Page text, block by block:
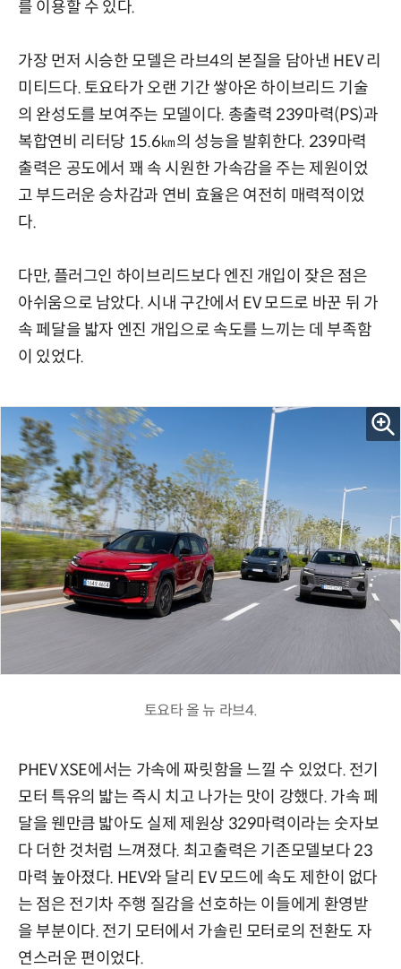
를 이용할 수 있다.
가장 먼저 시승한 모델은 라브4의 본질을 담아낸 HEV 리
미티드다. 토요타가 오랜 기간 쌓아온 하이브리드 기술
의 완성도를 보여주는 모델이다. 총출력 239마력(PS)과
복합연비 리터당 15.6㎞의 성능을 발휘한다. 239마력
출력은 공도에서 꽤 속 시원한 가속감을 주는 제원이었
고 부드러운 승차감과 연비 효율은 여전히 매력적이었
다.
다만, 플러그인 하이브리드보다 엔진 개입이 잦은 점은
아쉬움으로 남았다. 시내 구간에서 EV모드로 바꾼 뒤 가
속 페달을 밟자 엔진 개입으로 속도를 느끼는 데 부족함
이 있었다.
토요타 올 뉴 라브4.
PHEV XSE에서는 가속에 짜릿함을 느낄 수 있었다. 전기
모터 특유의 밟는 즉시 치고 나가는 맛이 강했다. 가속 페
달을 웬만큼 밟아도 실제 제원상 329마력이라는 숫자보
다 더한 것처럼 느껴졌다. 최고출력은 기존모델보다 23
마력 높아졌다. HEV와 달리 EV모드에 속도 제한이 없다
는 점은 전기차 주행 질감을 선호하는 이들에게 환영받
을 부분이다. 전기 모터에서 가솔린 모터로의 전환도 자
연스러운 편이었다.